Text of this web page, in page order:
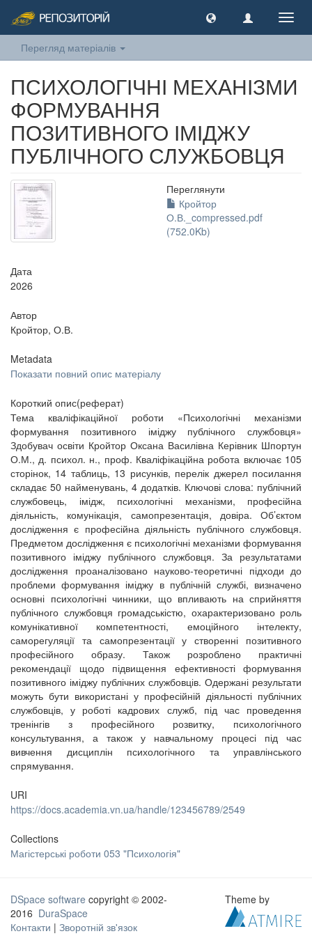
Перегляд матеріалів
ПСИХОЛОГІЧНІ МЕХАНІЗМИ
ФОРМУВАННЯ
ПОЗИТИВНОГО ІМІДЖУ
ПУБЛІЧНОГО СЛУЖБОВЦЯ
Переглянути
Кройтор
О.В._compressed.pdf
(752.0Kb)
Дата
2026
Автор
Кройтор, О.В.
Metadata
Показати повний опис матеріалу
Короткий опис(реферат)
Тема кваліфікаційної роботи «Психологічні механізми
формування позитивного іміджу публічного службовця»
Здобувач освіти Кройтор Оксана Василівна Керівник Шпортун
О.М., д. психол. н., проф. Кваліфікаційна робота включає 105
сторінок, 14 таблиць, 13 рисунків, перелік джерел посилання
складає 50 найменувань, 4 додатків. Ключові слова: публічний
службовець, імідж, психологічні механізми, професійна
діяльність, комунікація, самопрезентація, довіра. Об’єктом
дослідження є професійна діяльність публічного службовця.
Предметом дослідження є психологічні механізми формування
позитивного іміджу публічного службовця. За результатами
дослідження проаналізовано науково-теоретичні підходи до
проблеми формування іміджу в публічній службі, визначено
основні психологічні чинники, що впливають на сприйняття
публічного службовця громадськістю, охарактеризовано роль
комунікативної компетентності, емоційного інтелекту,
саморегуляції та самопрезентації у створенні позитивного
професійного образу. Також розроблено практичні
рекомендації щодо підвищення ефективності формування
позитивного іміджу публічних службовців. Одержані результати
можуть бути використані у професійній діяльності публічних
службовців, у роботі кадрових служб, під час проведення
тренінгів з професійного розвитку, психологічного
консультування, а також у навчальному процесі під час
вивчення дисциплін психологічного та управлінського
спрямування.
URI
https://docs.academia.vn.ua/handle/123456789/2549
Collections
Магістерські роботи 053 "Психологія"
DSpace software copyright © 2002-
2016 DuraSpace
Контакти | Зворотній зв'язок
Theme by